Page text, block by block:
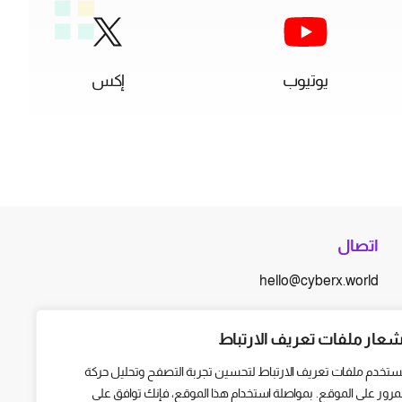
ملفات تعريف الارتباط
ملفات تعريف الارتباط لتحسين تجربة التصفح وتحليل حركة
على الموقع. بمواصلة استخدام هذا الموقع، فإنك توافق على
يوتيوب إكس
اتصال
hello@cyberx.world